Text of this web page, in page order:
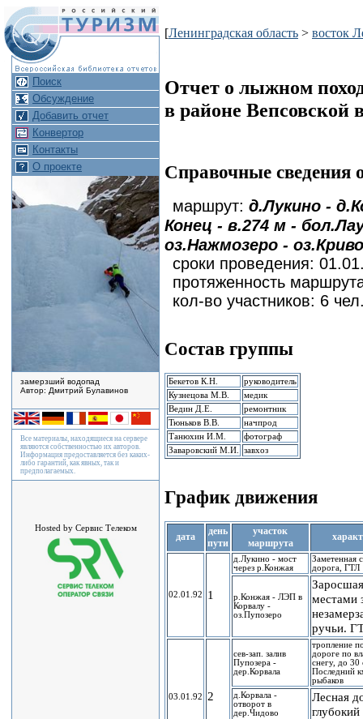
Поиск
Обсуждение
Добавить отчет
Конвертор
Контакты
О проекте
замерзший водопад
Автор: Дмитрий Булавинов
Все материалы, находящиеся на сервере
являются собственностью их авторов.
Информация предоставляется без каких-
либо гарантий, как явных, так и
предполагаемых.
Hosted by Сервис Телеком
[Ленинградская область > восток
Отчет о лыжном
в районе Вепсовской
Справочные сведения
маршрут: д.Лукино -
Конец - в.274 м -
оз.Нажмозеро -
сроки проведения:
протяженность
кол-во участников: 6
Состав группы
Бекетов К.Н.
руководитель
Кузнецова М.В.
медик
Ведин Д.Е.
ремонтник
Тюньков В.В.
начпрод
Танюхин И.М.
фотограф
Заваровский М.И.
завхоз
График движения
дата
день
пути
участок
маршрута
02.01.92 1
д.Лукино - мост
через р.Конжая
Заметенная
дорога, ГТЛ
р.Конжая - ЛЭП в
Корвалу -
оз.Пупозеро
местами
ручьи.
03.01.92 2
сев-зап. залив
Пупозера -
дер.Корвала
тропление
дороге по
снегу, до
Последний
рыбаков
д.Корвала -
отворот в
дер.Чидово
Лесная
глубокий